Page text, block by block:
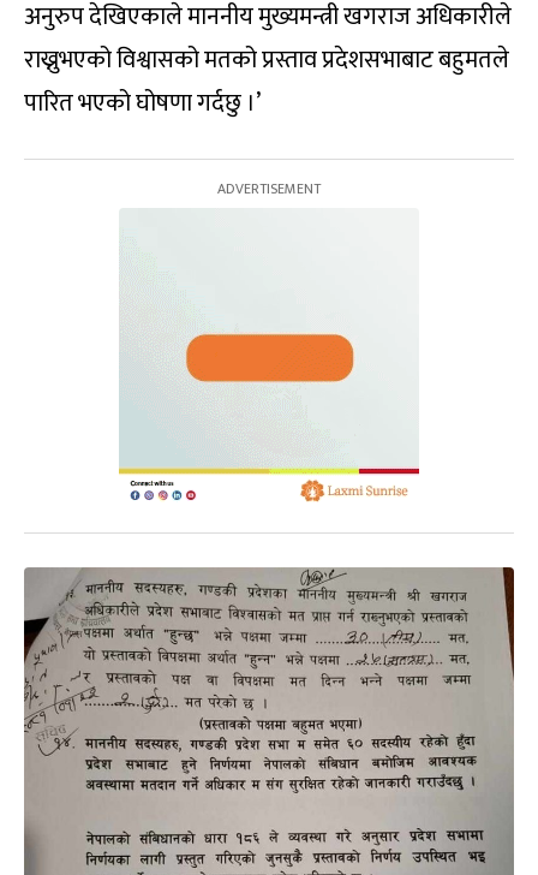
अनुरुप देखिएकाले माननीय मुख्यमन्त्री खगराज अधिकारीले
राख्नुभएको विश्वासको मतको प्रस्ताव प्रदेशसभाबाट बहुमतले
पारित भएको घोषणा गर्दछु ।’